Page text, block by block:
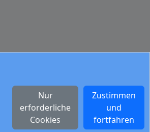
Zustimmen
und
fortfahren
Nur
erforderliche
Cookies